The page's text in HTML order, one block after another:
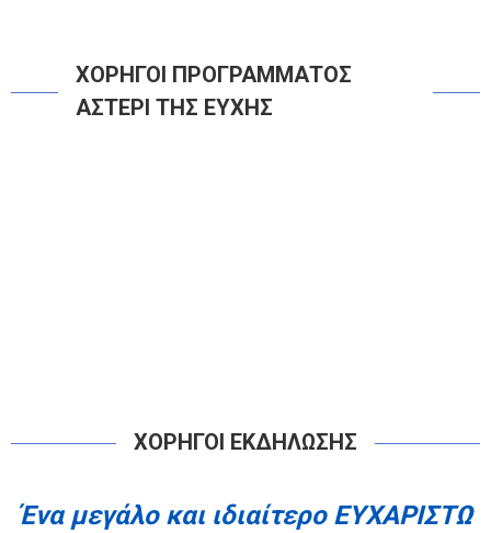
ΧΟΡΗΓΟΙ ΠΡΟΓΡΑΜΜΑΤΟΣ
ΑΣΤΕΡΙ ΤΗΣ ΕΥΧΗΣ
ΧΟΡΗΓΟΙ ΕΚΔΗΛΩΣΗΣ
Ένα μεγάλο και ιδιαίτερο ΕΥΧΑΡΙΣΤΩ